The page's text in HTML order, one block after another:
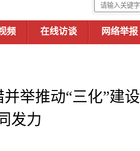
频 在线访谈 网络举报
举推动“三化”建设
发力